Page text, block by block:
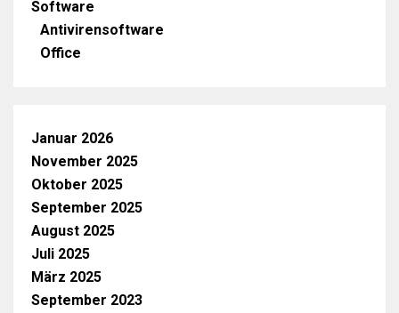
Software
Antivirensoftware
Office
Januar 2026
November 2025
Oktober 2025
September 2025
August 2025
Juli 2025
März 2025
September 2023